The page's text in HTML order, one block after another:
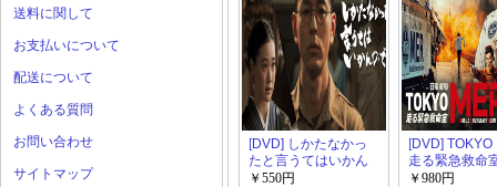
送料に関して
お支払いについて
配送について
よくある質問
お問い合わせ
サイトマップ
[DVD] しかたなかっ
たと言うてはいかん
のです
￥550円
[DVD]
走る緊急救命
￥980円